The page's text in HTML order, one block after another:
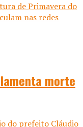
de Primavera do
nas redes
morte
do prefeito Cláudio